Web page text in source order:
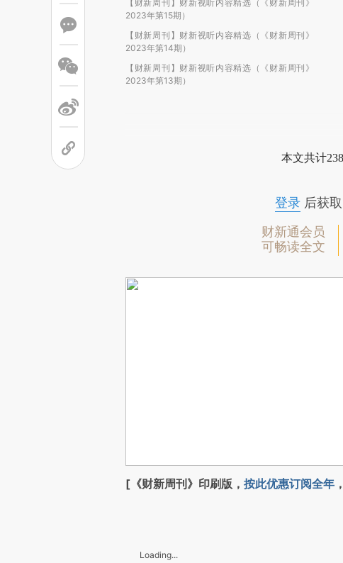
【财新周刊】财新视听内容精选（《财新周刊》
2023年第15期）
【财新周刊】财新视听内容精选（《财新周刊》
2023年第14期）
【财新周刊】财新视听内容精选（《财新周刊》
2023年第13期）
本文共计
登录后获取
财新通会员
可畅读全文
[《财新周刊》印刷版， 按此优惠订阅全年 ，
Loading...